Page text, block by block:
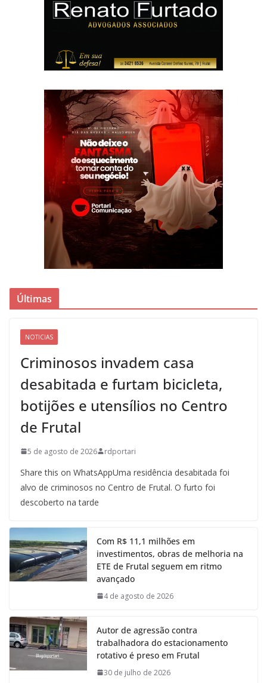
Últimas
NOTICIAS
Criminosos invadem casa
desabitada e furtam bicicleta,
botijões e utensílios no Centro
de Frutal
5 de agosto de 2026 rdportari
Share this on WhatsAppUma residência desabitada foi
alvo de criminosos no Centro de Frutal. O furto foi
descoberto na tarde
Com R$ 11,1 milhões em
investimentos, obras de melhoria na
ETE de Frutal seguem em ritmo
avançado
4 de agosto de 2026
Autor de agressão contra
trabalhadora do estacionamento
rotativo é preso em Frutal
30 de julho de 2026